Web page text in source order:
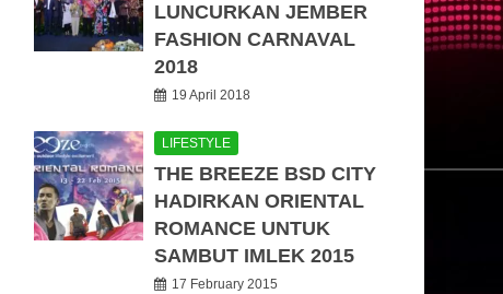
LUNCURKAN JEMBER
FASHION CARNAVAL
2018
19 April 2018
LIFESTYLE
THE BREEZE BSD CITY
HADIRKAN ORIENTAL
ROMANCE UNTUK
SAMBUT IMLEK 2015
17 February 2015